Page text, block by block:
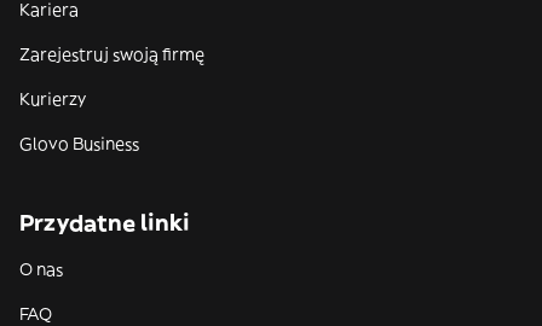
Kariera
Zarejestruj swoją firmę
Kurierzy
Glovo Business
Przydatne linki
O nas
FAQ